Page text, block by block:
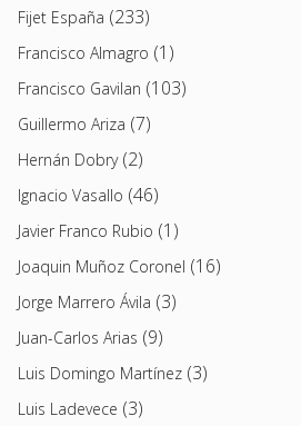
Fijet España (233)
Francisco Almagro (1)
Francisco Gavilan (103)
Guillermo Ariza (7)
Hernán Dobry(2)
Ignacio Vasallo (46)
Javier Franco Rubio (1)
Joaquin Muñoz Coronel (16)
Jorge Marrero Ávila (3)
Juan-Carlos Arias (9)
Luis Domingo Martínez (3)
Luis Ladevece (3)